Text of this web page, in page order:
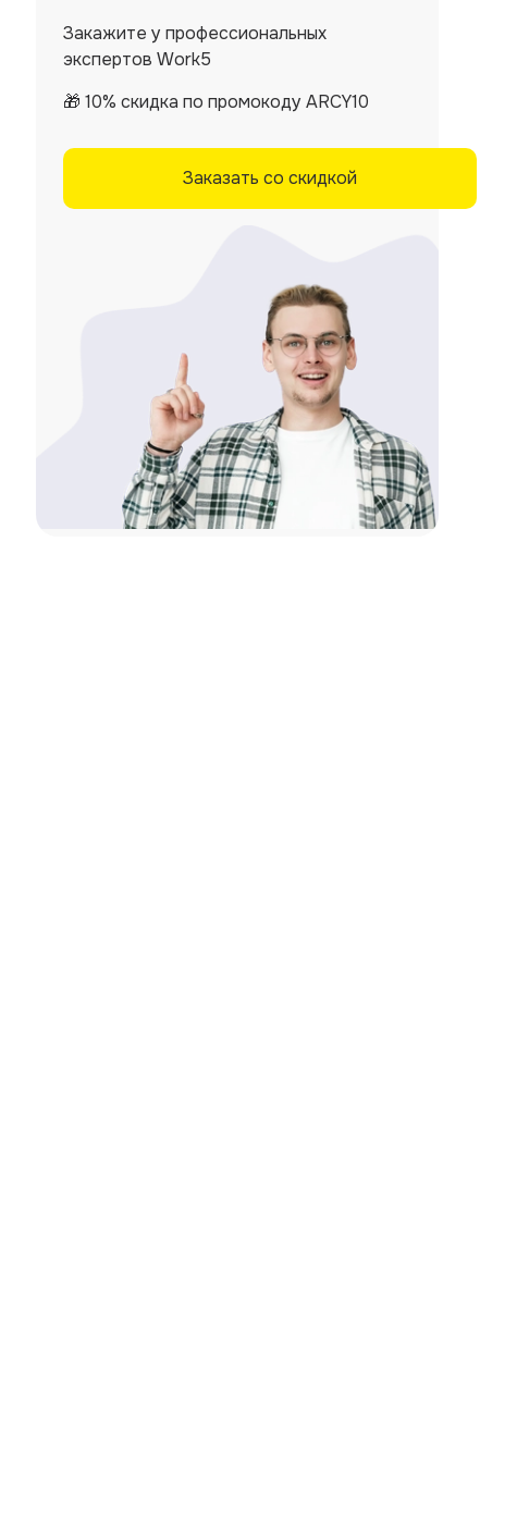
Закажите у профессиональных
экспертов Work5
🎁 10% скидка по промокоду ARCY10
Заказать со скидкой